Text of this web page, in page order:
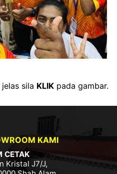
sila KLIKpada gambar.
KAMI
CETAK
Kristal J7/J,